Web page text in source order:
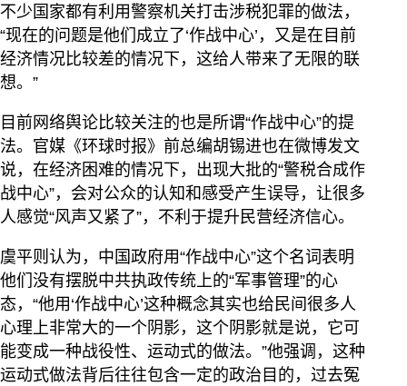
不少国家都有利用警察机关打击涉税犯罪的做法，
“现在的问题是他们成立了‘作战中心’，又是在目前
经济情况比较差的情况下，这给人带来了无限的联
想。”
目前网络舆论比较关注的也是所谓“作战中心”的提
法。官媒《环球时报》前总编胡锡进也在微博发文
说，在经济困难的情况下，出现大批的“警税合成作
战中心”，会对公众的认知和感受产生误导，让很多
人感觉“风声又紧了”，不利于提升民营经济信心。
虞平则认为，中国政府用“作战中心”这个名词表明
他们没有摆脱中共执政传统上的“军事管理”的心
态，“他用‘作战中心’这种概念其实也给民间很多人
心理上非常大的一个阴影，这个阴影就是说，它可
能变成一种战役性、运动式的做法。”他强调，这种
运动式做法背后往往包含一定的政治目的，过去冤